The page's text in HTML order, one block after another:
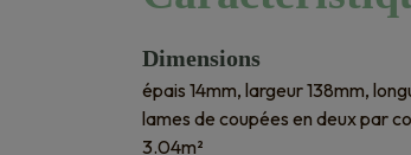
Dimensions
épais 14mm, largeur 138mm,
lames de coupées en deux par
3.04m²